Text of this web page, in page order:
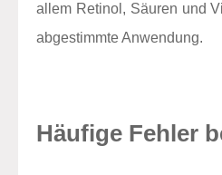
allem Retinol, Säuren und
abgestimmte Anwendung.
Häufige Fehler